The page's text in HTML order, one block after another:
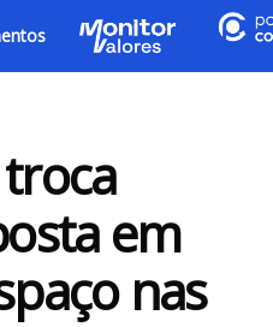
em
nas